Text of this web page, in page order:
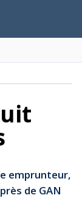
emprunteur,
de GAN